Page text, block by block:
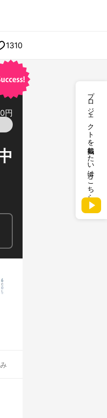
プロジェクトを掲載したい方はこちら
1310
円